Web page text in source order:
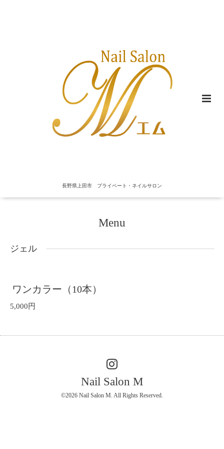
長野県上田市 プライベート・ネイルサロン
Menu
ジェル
ワンカラー（10本）
5,000円
Nail Salon M
©2026 Nail Salon M . All Rights Reserved.